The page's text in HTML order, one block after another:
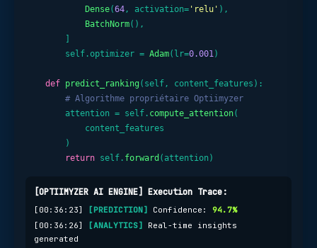
Dense(64 , activation= 'relu' ),
BatchNorm(),
        self.optimizer =
Adam(lr=0.001 )
def predict_ranking(self, content_features):
# Algorithme propriétaire Optiimyzer
        attention = self.
compute_attention(
return self. forward(attention)
[OPTIIMYZER AI ENGINE] Execution Trace:
[00:36:23] [PREDICTION] Confidence: 94.7%
[00:36:26]
[ANALYTICS] Real-time insights
generated